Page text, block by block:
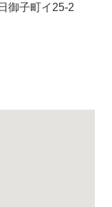
御子町イ25-2